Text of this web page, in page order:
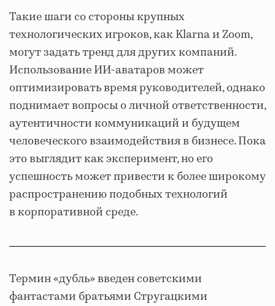
Такие шаги со стороны крупных
технологических игроков, как Klarna и Zoom,
могут задать тренд для других компаний.
Использование ИИ-аватаров может
оптимизировать время руководителей, однако
поднимает вопросы о личной ответственности,
аутентичности коммуникаций и будущем
человеческого взаимодействия в бизнесе. Пока
это выглядит как эксперимент, но его
успешность может привести к более широкому
распространению подобных технологий
в корпоративной среде.
Термин «дубль» введен советскими
фантастами братьями Стругацкими